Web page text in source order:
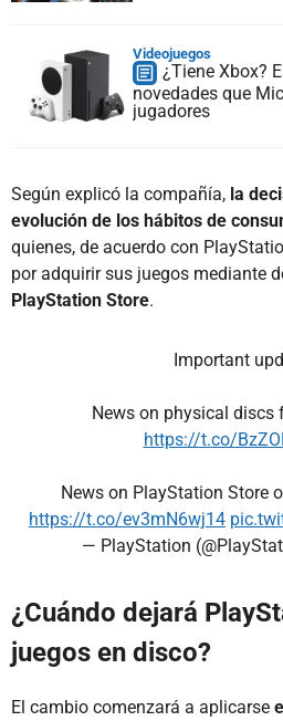
Videojuegos
¿Tiene Xbox?
novedades que
jugadores
Según explicó la compañía, la
evolución de los hábitos de
quienes, de acuerdo con
por adquirir sus juegos mediante
PlayStation Store.
Important
News on physical discs
https://t.co/
News on PlayStation Store
https://t.co/ev3mN6wj14
— PlayStation
¿Cuándo dejará
juegos en disco?
El cambio comenzará a aplicarse